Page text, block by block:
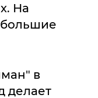
На
в
делает